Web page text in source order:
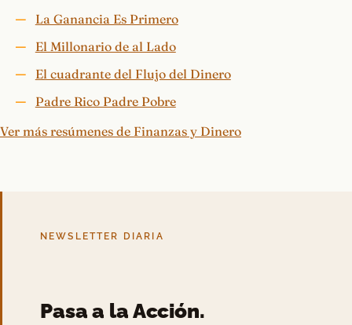
La Ganancia Es Primero
El Millonario de al Lado
El cuadrante del Flujo del Dinero
Padre Rico Padre Pobre
Ver más resúmenes de Finanzas y Dinero
NEWSLETTER DIARIA
Pasa a la Acción.